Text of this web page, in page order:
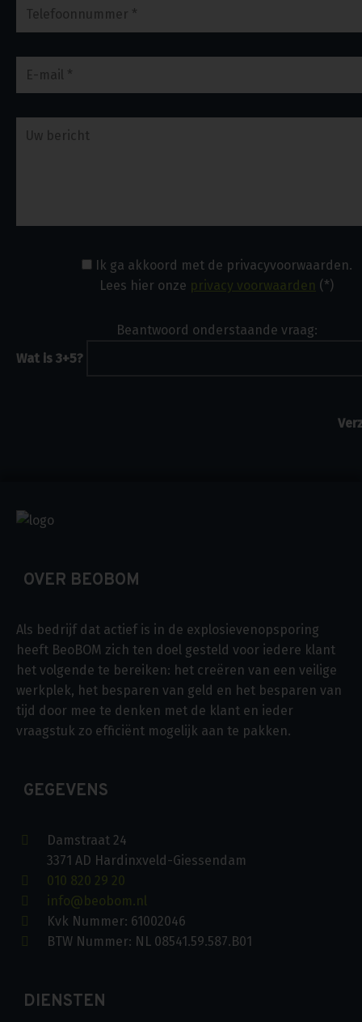
Ik ga akkoord met de privacyvoorwaarden.
Lees hier onze privacy voorwaarden (*)
Beantwoord onderstaande vraag:
Wat is 3+5?
OVER BEOBOM
Als bedrijf dat actief is in de explosievenopsporing
heeft BeoBOM zich ten doel gesteld voor iedere klant
het volgende te bereiken: het creëren van een veilige
werkplek, het besparen van geld en het besparen van
tijd door mee te denken met de klant en ieder
vraagstuk zo efficiënt mogelijk aan te pakken.
GEGEVENS
Damstraat 24
3371 AD Hardinxveld-Giessendam
010 820 29 20
info@beobom.nl
Kvk Nummer: 61002046
BTW Nummer: NL 08541.59.587.B01
DIENSTEN